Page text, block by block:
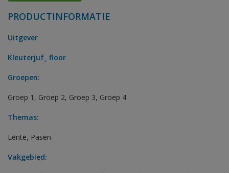
PRODUCTINFORMATIE
Uitgever
Kleuterjuf_ floor
Groepen:
Groep 1 , Groep 2, Groep 3, Groep 4
Themas:
Lente, Pasen
Vakgebied: